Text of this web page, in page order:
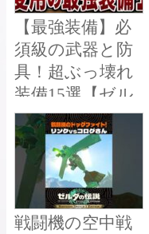
【最強装備】必
須級の武器と防
具！超ぶっ壊れ
装備15選【ゼル
ダの伝説ティア
ーズオブザキン
グダム】【総集
編】【作業用】
戦闘機の空中戦